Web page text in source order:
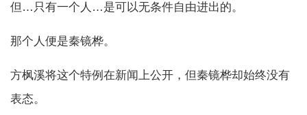
但…只有一个人…是可以无条件自由进出的。
那个人便是秦镜桦。
方枫溪将这个特例在新闻上公开，但秦镜桦却始终没有
表态。